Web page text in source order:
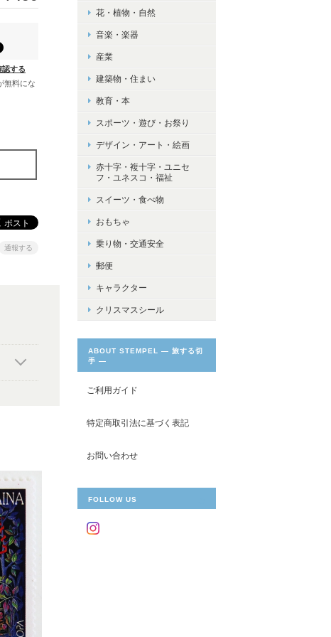
認する
無料にな
通報する
花・植物・自然
音楽・楽器
産業
建築物・住まい
教育・本
スポーツ・遊び・お祭り
デザイン・アート・絵画
赤十字・複十字・ユニセ
フ・ユネスコ・福祉
スイーツ・食べ物
おもちゃ
乗り物・交通安全
郵便
キャラクター
クリスマスシール
ABOUT STEMPEL ― 旅する切
手 ―
ご利用ガイド
特定商取引法に基づく表記
お問い合わせ
FOLLOW US